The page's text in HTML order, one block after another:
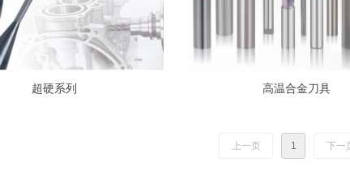
超硬系列 高温合金刀具
上一页 1 下一